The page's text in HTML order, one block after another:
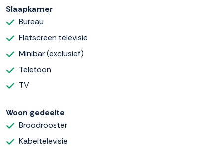
Slaapkamer
Bureau
Flatscreen televisie
Minibar (exclusief)
Telefoon
TV
Woon gedeelte
Broodrooster
Kabeltelevisie